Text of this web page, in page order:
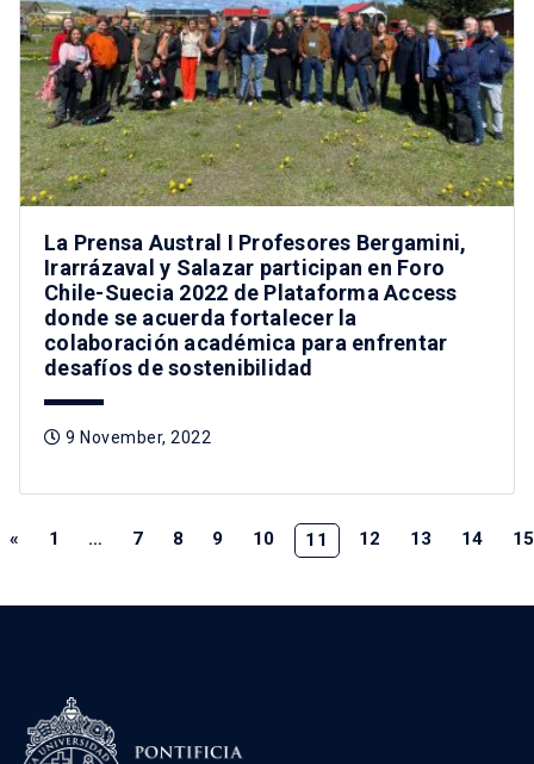
La Prensa Austral I Profesores Bergamini,
Irarrázaval y Salazar participan en Foro
Chile-Suecia 2022 de Plataforma Access
donde se acuerda fortalecer la
colaboración académica para enfrentar
desafíos de sostenibilidad
9 November, 2022
« 1 … 7 8 9 10 11 12 13 14 15